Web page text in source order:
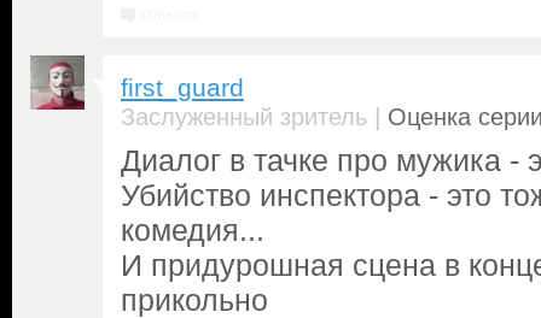
first_guard
Заслуженный зритель | Оценка
Диалог в тачке про мужика -
Убийство инспектора - это
комедия...
И придурошная сцена в
прикольно